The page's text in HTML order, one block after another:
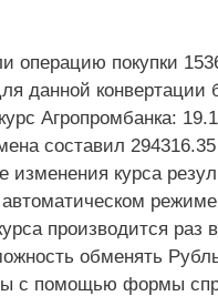
операцию покупки
данной конвертации
Агропромбанка:
составил
курса
производится раз
обменять
с помощью формы